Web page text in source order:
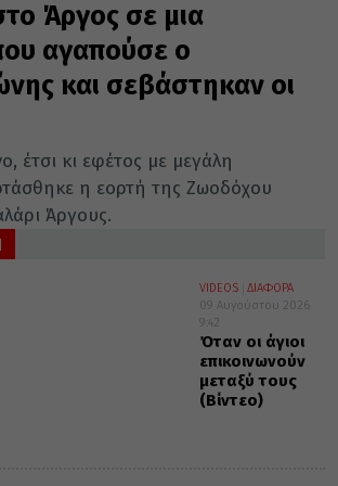
Άργος σε μια
αγαπούσε ο
και σεβάστηκαν οι
έτσι κι εφέτος με μεγάλη
η εορτή της Ζωοδόχου
Άργους.
VIDEOS
ΔΙΑΦΟΡΑ
09 Αυγούστου 2026
9:42
Όταν οι άγιοι
επικοινωνούν
μεταξύ τους
(Βίντεο)